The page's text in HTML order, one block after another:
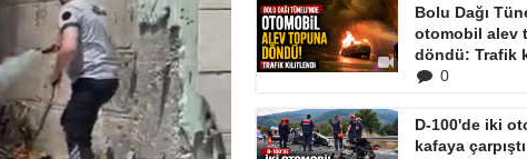
Bolu Dağı
otomobil alev
döndü: Trafik
0
D-100'de iki
kafaya